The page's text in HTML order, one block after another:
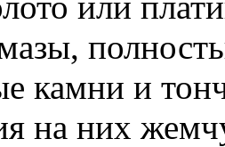
камни и
на них